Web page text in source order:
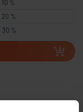
10 %
20 %
30 %